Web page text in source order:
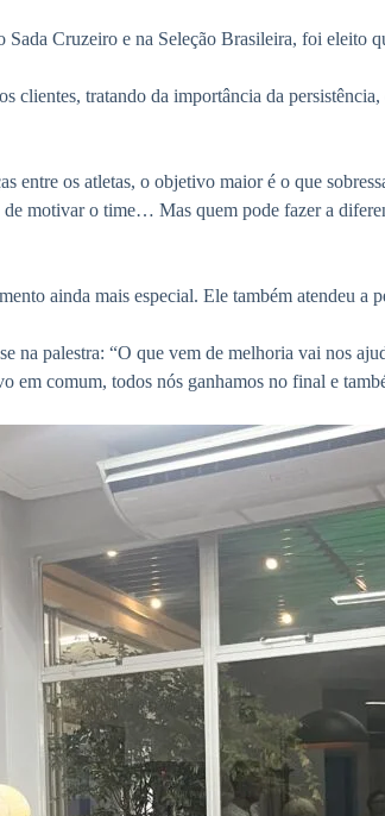
Cruzeiro e na Seleção Brasileira, foi eleito
tratando da importância da
entre os atletas, o objetivo maior é o que
motivar o time… Mas quem pode fazer a
ainda mais especial. Ele também atendeu a
na palestra: “O que vem de melhoria vai nos
comum, todos nós ganhamos no final e